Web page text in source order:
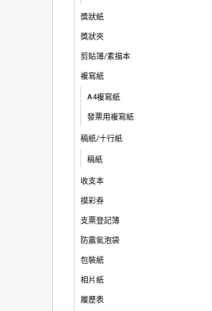
獎狀紙
獎狀夾
剪貼簿/素描本
複寫紙
A4複寫紙
發票用複寫紙
稿紙/十行紙
稿紙
收支本
摸彩券
支票登記簿
防震氣泡袋
包裝紙
相片紙
履歷表